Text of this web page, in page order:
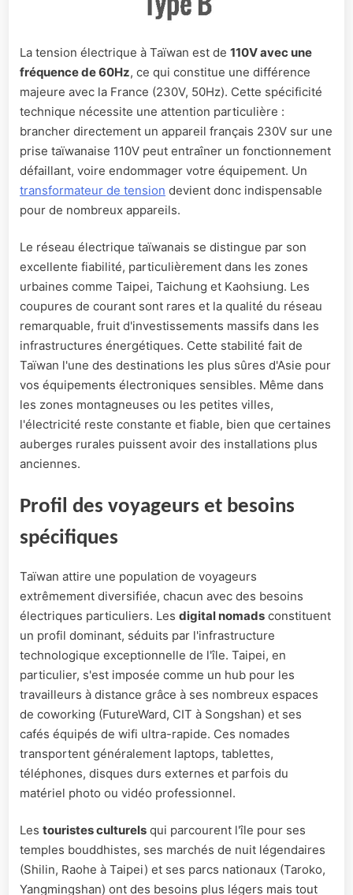
La tension électrique à Taïwan est de 110V avec une
fréquence de 60Hz, ce qui constitue une différence
majeure avec la France (230V, 50Hz). Cette spécificité
technique nécessite une attention particulière :
brancher directement un appareil français 230V sur une
prise taïwanaise 110V peut entraîner un fonctionnement
défaillant, voire endommager votre équipement. Un
transformateur de tension devient donc indispensable
pour de nombreux appareils.
Le réseau électrique taïwanais se distingue par son
excellente fiabilité, particulièrement dans les zones
urbaines comme Taipei, Taichung et Kaohsiung. Les
coupures de courant sont rares et la qualité du réseau
remarquable, fruit d'investissements massifs dans les
infrastructures énergétiques. Cette stabilité fait de
Taïwan l'une des destinations les plus sûres d'Asie pour
vos équipements électroniques sensibles. Même dans
les zones montagneuses ou les petites villes,
l'électricité reste constante et fiable, bien que certaines
auberges rurales puissent avoir des installations plus
anciennes.
Profil des voyageurs et besoins
spécifiques
Taïwan attire une population de voyageurs
extrêmement diversifiée, chacun avec des besoins
électriques particuliers. Les digital nomads constituent
un profil dominant, séduits par l'infrastructure
technologique exceptionnelle de l'île. Taipei, en
particulier, s'est imposée comme un hub pour les
travailleurs à distance grâce à ses nombreux espaces
de coworking (FutureWard, CIT à Songshan) et ses
cafés équipés de wifi ultra-rapide. Ces nomades
transportent généralement laptops, tablettes,
téléphones, disques durs externes et parfois du
matériel photo ou vidéo professionnel.
Les touristes culturels qui parcourent l'île pour ses
temples bouddhistes, ses marchés de nuit légendaires
(Shilin, Raohe à Taipei) et ses parcs nationaux (Taroko,
Yangmingshan) ont des besoins plus légers mais tout